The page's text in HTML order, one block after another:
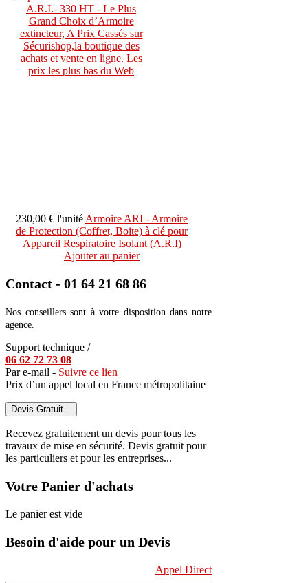
230,00 € l'unité Armoire ARI - Armoire
de Protection (Coffret, Boite) à clé pour
Appareil Respiratoire Isolant (A.R.I)
Ajouter au panier
Contact - 01 64 21 68 86
Nos conseillers sont à votre disposition dans notre
agence.
Support technique /
06 62 72 73 08
Par e-mail - Suivre ce lien
Prix d’un appel local en France métropolitaine
Devis Gratuit...
Recevez gratuitement un devis pour tous les
travaux de mise en sécurité. Devis gratuit pour
les particuliers et pour les entreprises...
Votre Panier d'achats
Le panier est vide
Besoin d'aide pour un Devis
Appel Direct